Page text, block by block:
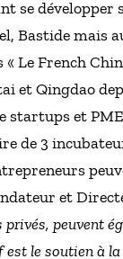
se développer
Bastide mais
Le French
et Qingdao
startups et
de 3
et
peuvent
est le soutien à